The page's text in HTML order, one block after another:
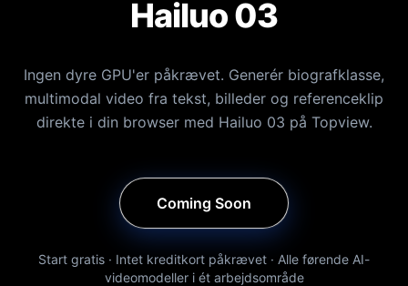
Hailuo 03
Ingen dyre GPU'er påkrævet. Generér biografklasse,
multimodal video fra tekst, billeder og referenceklip
direkte i din browser med Hailuo 03 på Topview.
Coming Soon
Start gratis · Intet kreditkort påkrævet · Alle førende AI-
videomodeller i ét arbejdsområde